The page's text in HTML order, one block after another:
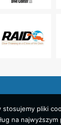
stosujemy pliki
na